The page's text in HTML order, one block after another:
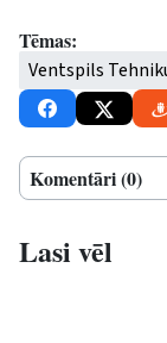
Tēmas:
Ventspils
Komentāri (0)
Lasi vēl